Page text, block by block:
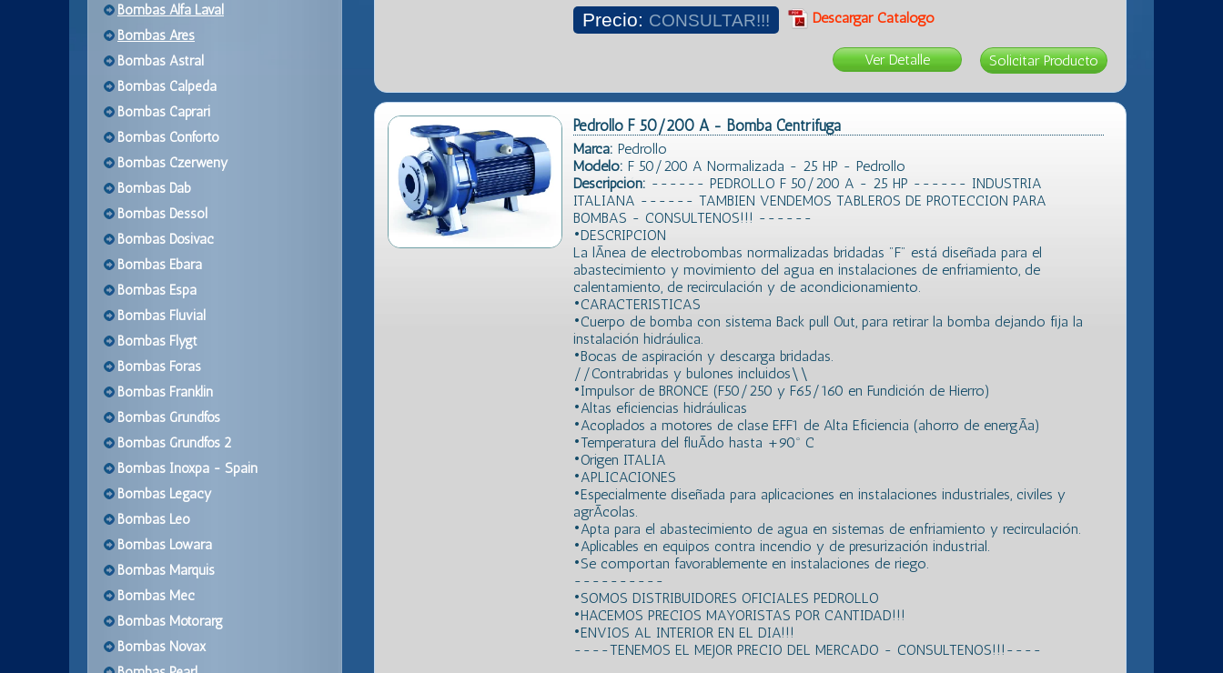
Bombas Alfa Laval
Bombas Ares
Bombas Astral
Bombas Calpeda
Bombas Caprari
Bombas Conforto
Bombas Czerweny
Bombas Dab
Bombas Dessol
Bombas Dosivac
Bombas Ebara
Bombas Espa
Bombas Fluvial
Bombas Flygt
Bombas Foras
Bombas Franklin
Bombas Grundfos
Bombas Grundfos 2
Bombas Inoxpa - Spain
Bombas Legacy
Bombas Leo
Bombas Lowara
Bombas Marquis
Bombas Mec
Bombas Motorarg
Bombas Novax
Precio: CONSULTAR!!! Descargar Catálogo
Ver Detalle
Pedrollo F 50/200 A - Bomba Centrifuga
Marca: Pedrollo
Modelo: F 50/200 A Normalizada - 25 HP - Pedrollo
Descripción: ------ PEDROLLO F 50/200 A - 25 HP ------ INDUSTRIA
ITALIANA ------ TAMBIEN VENDEMOS TABLEROS DE PROTECCION PARA
BOMBAS - CONSULTENOS!!! ------
•DESCRIPCION
La lÃ­nea de electrobombas normalizadas bridadas "F" está diseñada para el
abastecimiento y movimiento del agua en instalaciones de enfriamiento, de
calentamiento, de recirculación y de acondicionamiento.
•CARACTERISTICAS
•Cuerpo de bomba con sistema Back pull Out, para retirar la bomba dejando fija la
instalación hidráulica.
•Bocas de aspiración y descarga bridadas.
//Contrabridas y bulones incluidos\\
•Impulsor de BRONCE (F50/250 y F65/160 en Fundición de Hierro)
•Altas eficiencias hidráulicas
•Acoplados a motores de clase EFF1 de Alta Eficiencia (ahorro de energÃ­a)
•Temperatura del fluÃ­do hasta +90º C
•Origen ITALIA
•APLICACIONES
•Especialmente diseñada para aplicaciones en instalaciones industriales, civiles y
agrÃ­colas.
•Apta para el abastecimiento de agua en sistemas de enfriamiento y recirculación.
•Aplicables en equipos contra incendio y de presurización industrial.
•Se comportan favorablemente en instalaciones de riego.
----------
•SOMOS DISTRIBUIDORES OFICIALES PEDROLLO
•HACEMOS PRECIOS MAYORISTAS POR CANTIDAD!!!
•ENVIOS AL INTERIOR EN EL DIA!!!
----TENEMOS EL MEJOR PRECIO DEL MERCADO - CONSULTENOS!!!----